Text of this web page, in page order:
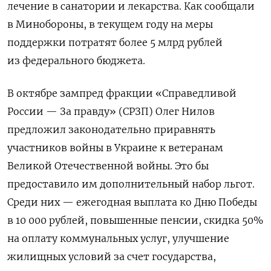
лечение в санатории и лекарства. Как сообщали
в Минобороны, в текущем году на меры
поддержки потратят более 5 млрд рублей
из федерального бюджета.
В октябре зампред фракции «Справедливой
России — За правду» (СРЗП) Олег Нилов
предложил законодательно приравнять
участников войны в Украине к ветеранам
Великой Отечественной войны. Это бы
предоставило им дополнительный набор льгот.
Среди них — ежегодная выплата ко Дню Победы
в 10 000 рублей, повышенные пенсии, скидка 50%
на оплату коммунальных услуг, улучшение
жилищных условий за счет государства,